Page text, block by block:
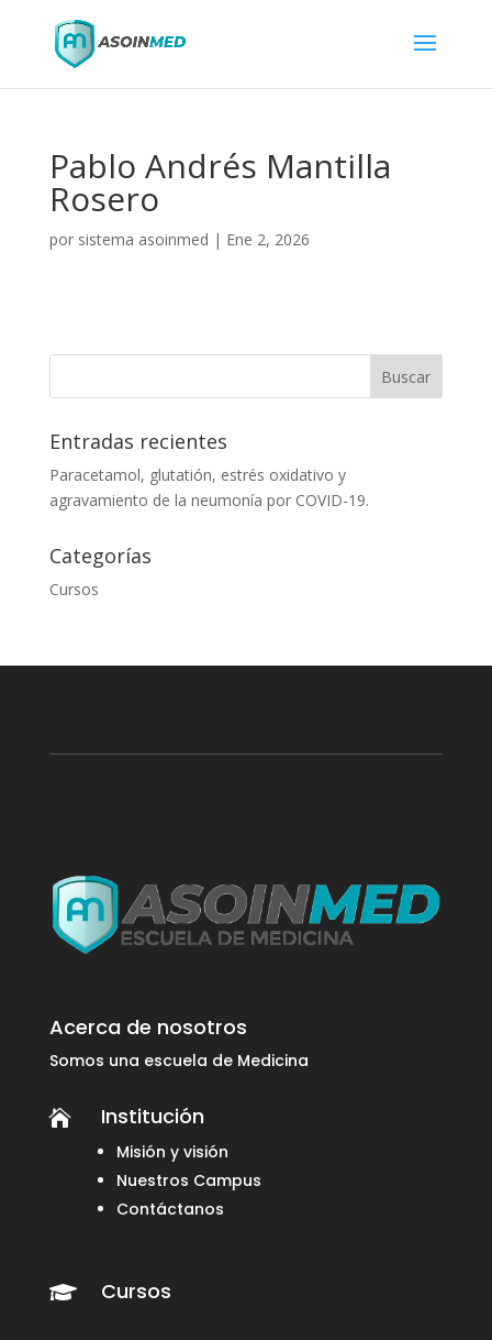
Pablo Andrés Mantilla
Rosero
por sistema asoinmed | Ene 2, 2026
Entradas recientes
Paracetamol, glutatión, estrés oxidativo y
agravamiento de la neumonía por COVID-19.
Categorías
Cursos
Acerca de nosotros
Somos una escuela de Medicina
 Institución
Misión y visión
Nuestros Campus
Contáctanos
 Cursos